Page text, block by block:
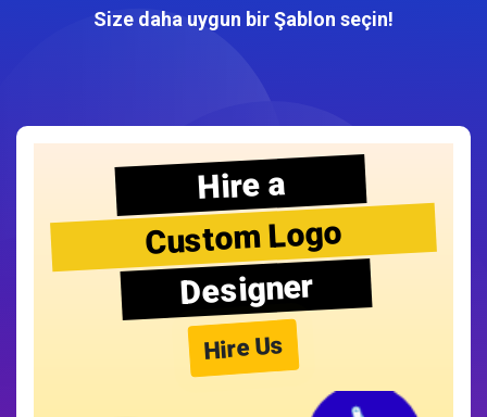
Size daha uygun bir Şablon seçin!
Hire a
Custom Logo
Designer
Hire Us